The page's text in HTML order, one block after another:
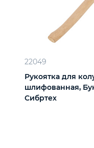
22049
Рукоятка для
шлифованная,
Сибртех